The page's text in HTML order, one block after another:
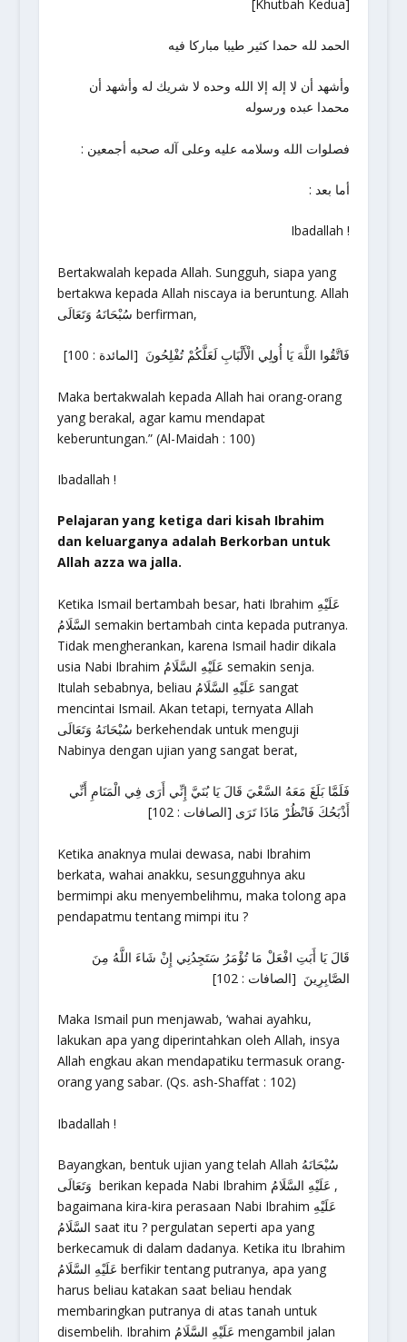
[Khutbah Kedua]
الحمد لله حمدا كثير طيبا مباركا فيه
وأشهد أن لا إله إلا الله وحده لا شريك له وأشهد أن
محمدا عبده ورسوله
: فصلوات الله وسلامه عليه وعلى آله صحبه أجمعين
: أما بعد
Ibadallah !
Bertakwalah kepada Allah. Sungguh, siapa yang
bertakwa kepada Allah niscaya ia beruntung. Allah
سُبْحَانَهُ وَتَعَالَى berfirman,
فَاتَّقُوا اللَّهَ يَا أُولِي الْأَلْبَابِ لَعَلَّكُمْ تُفْلِحُونَ [المائدة : 100]
Maka bertakwalah kepada Allah hai orang-orang
yang berakal, agar kamu mendapat
keberuntungan.” (Al-Maidah : 100)
Ibadallah !
Pelajaran yang ketiga dari kisah Ibrahim
dan keluarganya adalah Berkorban untuk
Allah azza wa jalla.
Ketika Ismail bertambah besar, hati Ibrahim عَلَيْهِ
السَّلَامُ semakin bertambah cinta kepada putranya.
Tidak mengherankan, karena Ismail hadir dikala
usia Nabi Ibrahim عَلَيْهِ السَّلَامُ semakin senja.
Itulah sebabnya, beliau عَلَيْهِ السَّلَامُ sangat
mencintai Ismail. Akan tetapi, ternyata Allah
سُبْحَانَهُ وَتَعَالَى berkehendak untuk menguji
Nabinya dengan ujian yang sangat berat,
فَلَمَّا بَلَغَ مَعَهُ السَّعْيَ قَالَ يَا بُنَيَّ إِنِّي أَرَى فِي الْمَنَامِ أَنِّي
أَذْبَحُكَ فَانْظُرْ مَاذَا تَرَى [الصافات : 102]
Ketika anaknya mulai dewasa, nabi Ibrahim
berkata, wahai anakku, sesungguhnya aku
bermimpi aku menyembelihmu, maka tolong apa
pendapatmu tentang mimpi itu ?
قَالَ يَا أَبَتِ افْعَلْ مَا تُؤْمَرُ سَتَجِدُنِي إِنْ شَاءَ اللَّهُ مِنَ
الصَّابِرِينَ [الصافات : 102]
Maka Ismail pun menjawab, ‘wahai ayahku,
lakukan apa yang diperintahkan oleh Allah, insya
Allah engkau akan mendapatiku termasuk orang-
orang yang sabar. (Qs. ash-Shaffat : 102)
Ibadallah !
Bayangkan, bentuk ujian yang telah Allah سُبْحَانَهُ
وَتَعَالَى berikan kepada Nabi Ibrahim عَلَيْهِ السَّلَامُ ,
bagaimana kira-kira perasaan Nabi Ibrahim عَلَيْهِ
السَّلَامُ saat itu ? pergulatan seperti apa yang
berkecamuk di dalam dadanya. Ketika itu Ibrahim
عَلَيْهِ السَّلَامُ berfikir tentang putranya, apa yang
harus beliau katakan saat beliau hendak
membaringkan putranya di atas tanah untuk
disembelih. Ibrahim عَلَيْهِ السَّلَامُ mengambil jalan